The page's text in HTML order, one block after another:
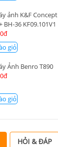
ảnh K&F Concept
BH-36 KF09.101V1
giỏ
Ảnh Benro T890
giỏ
HỎI & ĐÁP